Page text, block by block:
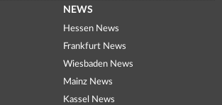
NEWS
Hessen News
Frankfurt News
Wiesbaden News
Mainz News
Kassel News